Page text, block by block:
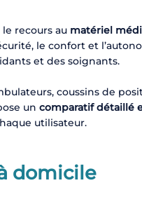
recours au matériel
le confort et
et des soignants.
coussins de
un comparatif détaillé
utilisateur.
domicile